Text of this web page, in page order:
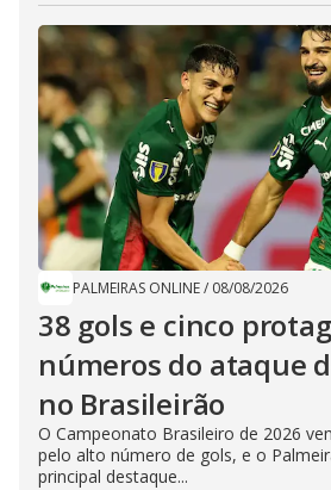
PALMEIRAS ONLINE/ 08/08/2026
38 gols e cinco
números do ataque
no Brasileirão
O Campeonato Brasileiro de 2026
pelo alto número de gols, e o
principal destaque...